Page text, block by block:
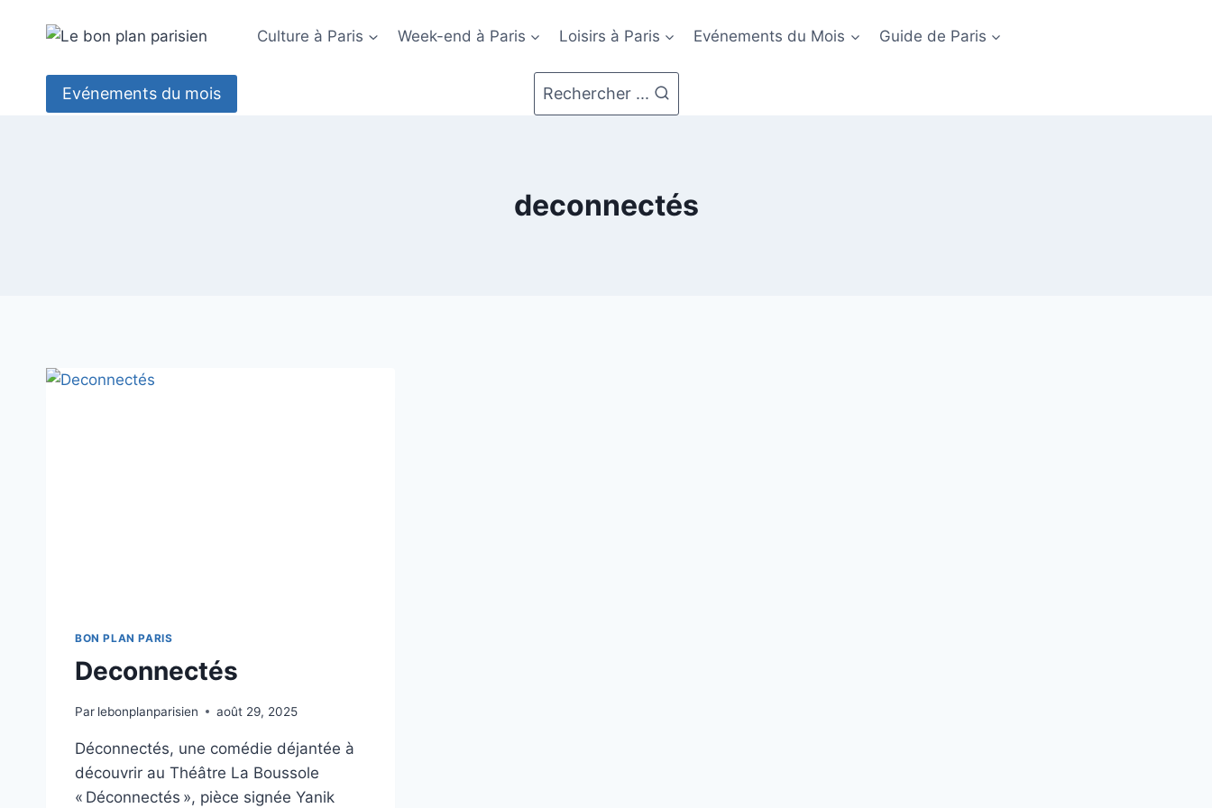
Culture à Paris Week-end à Paris Loisirs à Paris Evénements du Mois Guide de Paris
Evénements du mois Rechercher ...
deconnectés
BON PLAN PARIS
Deconnectés
Par lebonplanparisien août 29, 2025
Déconnectés, une comédie déjantée à
découvrir au Théâtre La Boussole
« Déconnectés », pièce signée Yanik